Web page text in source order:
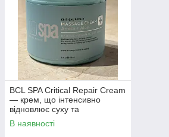
BCL SPA Critical Repair Cream
— крем, що інтенсивно
відновлює суху та
зневоднену шкіру, 473 ml
В наявності